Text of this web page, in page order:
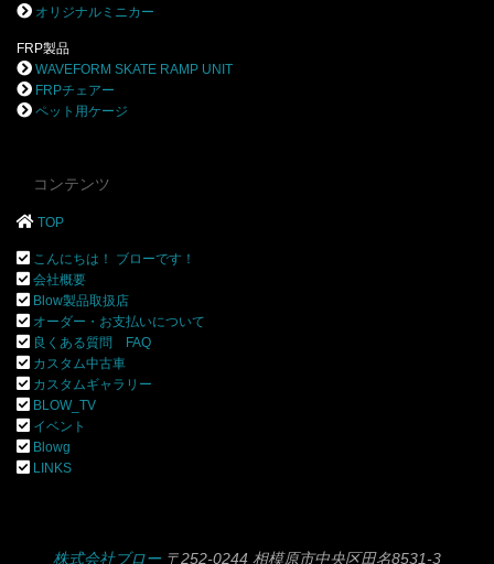
オリジナルミニカー
FRP製品
WAVEFORM SKATE RAMP UNIT
FRPチェアー
ペット用ケージ
コンテンツ
TOP
こんにちは！ ブローです！
会社概要
Blow製品取扱店
オーダー・お支払いについて
良くある質問 FAQ
カスタム中古車
カスタムギャラリー
BLOW_TV
イベント
Blowg
LINKS
株式会社ブロー 〒252-0244 相模原市中央区田名8531-3